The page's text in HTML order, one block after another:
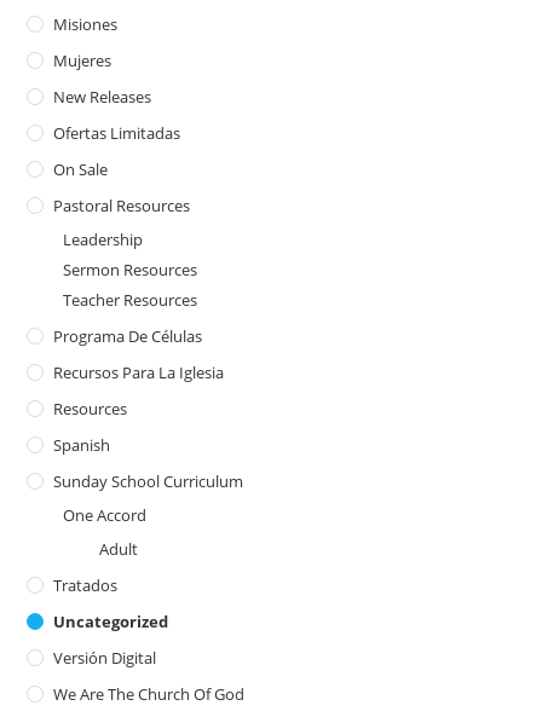
Misiones
Mujeres
New Releases
Ofertas Limitadas
On Sale
Pastoral Resources
Leadership
Sermon Resources
Teacher Resources
Programa De Células
Recursos Para La Iglesia
Resources
Spanish
Sunday School Curriculum
One Accord
Adult
Tratados
Uncategorized
Versión Digital
We Are The Church Of God